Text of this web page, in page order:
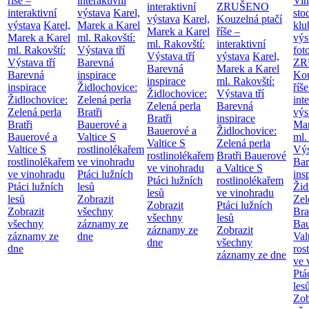
interaktivní
výstava Karel,
Marek a Karel
ml. Rakovští:
Výstava tří
Barevná
inspirace
Židlochovice:
Zelená perla
Bratři
Bauerové a
Valtice S
rostlinolékařem
ve vinohradu
Ptáci lužních
lesů
Zobrazit
všechny
záznamy ze
dne
výstava Karel,
Marek a Karel
ml. Rakovští:
Výstava tří
Barevná
inspirace
Židlochovice:
Zelená perla
Bratři
Bauerové a
Valtice S
rostlinolékařem
ve vinohradu
Ptáci lužních
lesů
Zobrazit
všechny
záznamy ze
dne
interaktivní
výstava Karel,
Marek a Karel
ml. Rakovští:
Výstava tří
Barevná
inspirace
Židlochovice:
Zelená perla
Bratři
Bauerové a
Valtice S
rostlinolékařem
ve vinohradu
Ptáci lužních
lesů
Zobrazit
všechny
záznamy ze
dne
ZRUŠENO
Kouzelná ptačí
říše –
interaktivní
výstava Karel,
Marek a Karel
ml. Rakovští:
Výstava tří
Barevná
inspirace
Židlochovice:
Zelená perla
Bratři Bauerové
a Valtice S
rostlinolékařem
ve vinohradu
Ptáci lužních
lesů
Zobrazit
všechny
záznamy ze dne
ml.
ve